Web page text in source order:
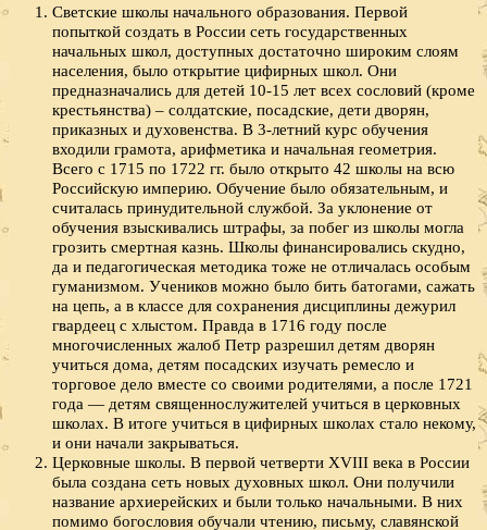
Светские школы начального образования. Первой
попыткой создать в России сеть государственных
начальных школ, доступных достаточно широким слоям
населения, было открытие цифирных школ. Они
предназначались для детей 10-15 лет всех сословий (кроме
крестьянства) – солдатские, посадские, дети дворян,
приказных и духовенства. В 3-летний курс обучения
входили грамота, арифметика и начальная геометрия.
Всего с 1715 по 1722 гг. было открыто 42 школы на всю
Российскую империю. Обучение было обязательным, и
считалась принудительной службой. За уклонение от
обучения взыскивались штрафы, за побег из школы могла
грозить смертная казнь. Школы финансировались скудно,
да и педагогическая методика тоже не отличалась особым
гуманизмом. Учеников можно было бить батогами, сажать
на цепь, а в классе для сохранения дисциплины дежурил
гвардеец с хлыстом. Правда в 1716 году после
многочисленных жалоб Петр разрешил детям дворян
учиться дома, детям посадских изучать ремесло и
торговое дело вместе со своими родителями, а после 1721
года — детям священнослужителей учиться в церковных
школах. В итоге учиться в цифирных школах стало некому,
и они начали закрываться.
Церковные школы. В первой четверти XVIII века в России
была создана сеть новых духовных школ. Они получили
название архиерейских и были только начальными. В них
помимо богословия обучали чтению, письму, славянской